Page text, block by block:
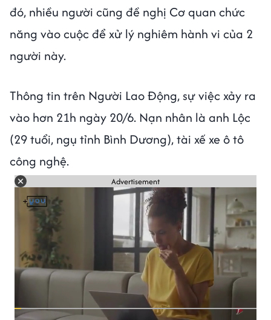
đó, nhiều người cũng đề nghị Cơ quan chức
năng vào cuộc để xử lý nghiêm hành vi của 2
người này.
Thông tin trên Người Lao Động, sự việc xảy ra
vào hơn 21h ngày 20/6. Nạn nhân là anh Lộc
(29 tuổi, ngụ tỉnh Bình Dương), tài xế xe ô tô
công nghệ.
Advertisement